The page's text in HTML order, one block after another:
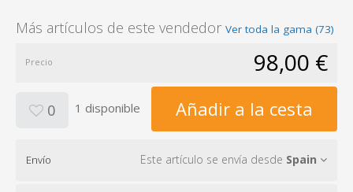
Más artículos de este vendedor Ver toda la gama (73)
Precio 98,00 €
0 1 disponible Añadir a la cesta
Envío Este artículo se envía desde Spain